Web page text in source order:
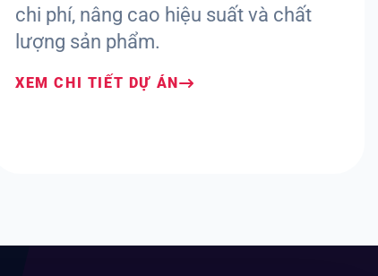
chi phí, nâng cao hiệu suất và chất
lượng sản phẩm.
XEM CHI TIẾT DỰ ÁN